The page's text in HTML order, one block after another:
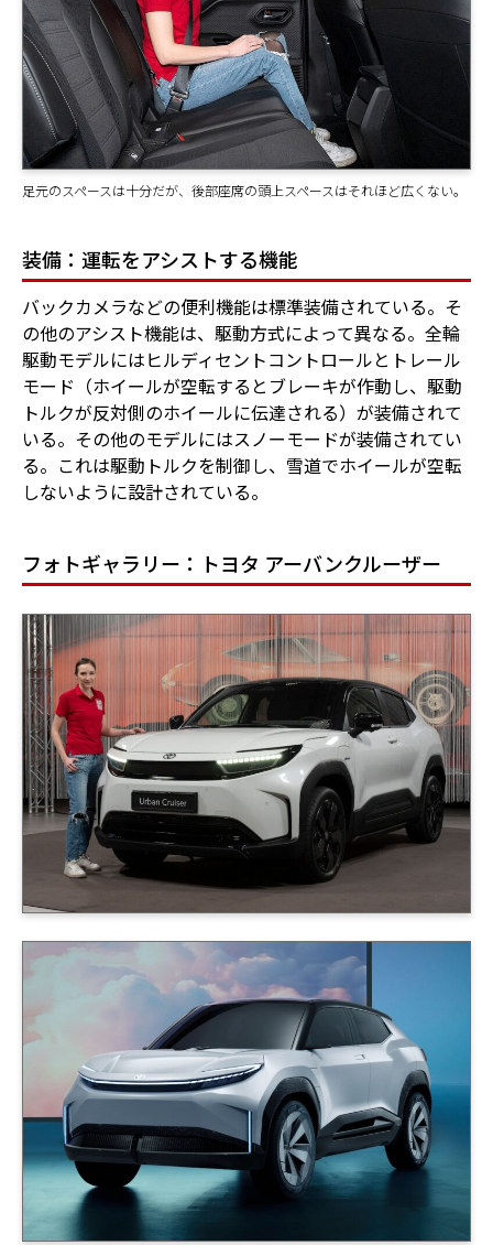
足元のスペースは十分だが、後部座席の頭上スペースはそれほど広くない。
装備：運転をアシストする機能
バックカメラなどの便利機能は標準装備されている。そ
の他のアシスト機能は、駆動方式によって異なる。全輪
駆動モデルにはヒルディセントコントロールとトレール
モード（ホイールが空転するとブレーキが作動し、駆動
トルクが反対側のホイールに伝達される）が装備されて
いる。その他のモデルにはスノーモードが装備されてい
る。これは駆動トルクを制御し、雪道でホイールが空転
しないように設計されている。
フォトギャラリー：トヨタ アーバンクルーザー